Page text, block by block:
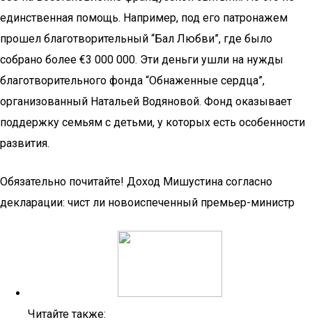
единственная помощь. Например, под его патронажем
прошел благотворительный “Бал Любви”, где было
собрано более €3 000 000. Эти деньги ушли на нужды
благотворительного фонда “Обнаженные сердца”,
организованный Натальей Водяновой. Фонд оказывает
поддержку семьям с детьми, у которых есть особенности
развития.
Обязательно почитайте! Доход Мишустина согласно
декларации: чист ли новоиспеченный премьер-министр
Читайте также: